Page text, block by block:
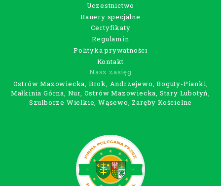
Uczestnictwo
Banery specjalne
Certyfikaty
Regulamin
Polityka prywatności
Kontakt
Nasz zasięg
Ostrów Mazowiecka, Brok, Andrzejewo, Boguty-Pianki,
Małkinia Górna, Nur, Ostrów Mazowiecka, Stary Lubotyń,
Szulborze Wielkie, Wąsewo, Zaręby Kościelne